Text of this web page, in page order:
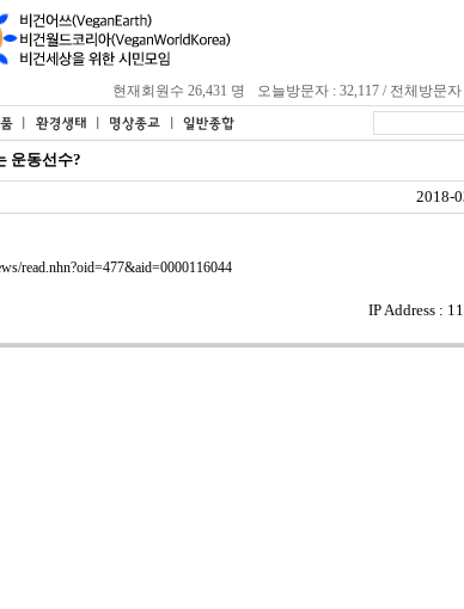
현재회원수 26,431 명 오늘방문자 : 32,117 / 전체방문자
운동선수?
2018-
read.nhn?oid=477&aid=0000116044
IP Address :